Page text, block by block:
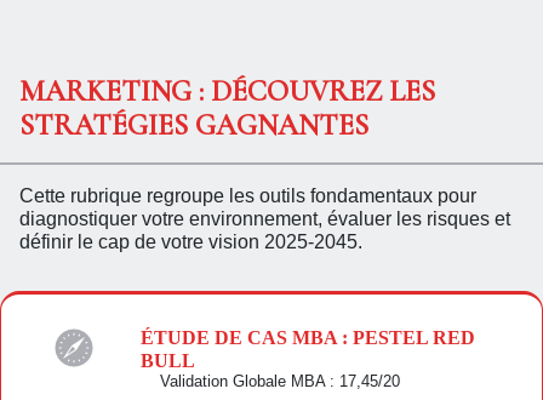
MARKETING : DÉCOUVREZ LES
STRATÉGIES GAGNANTES
Cette rubrique regroupe les outils fondamentaux pour
diagnostiquer votre environnement, évaluer les risques et
définir le cap de votre vision 2025-2045.
ÉTUDE DE CAS MBA : PESTEL RED
BULL
Validation Globale MBA : 17,45/20